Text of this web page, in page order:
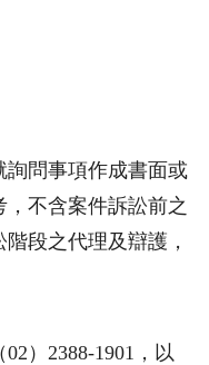
問事項作成書面或
不含案件訴訟前之
段之代理及辯護，
）2388-1901，以